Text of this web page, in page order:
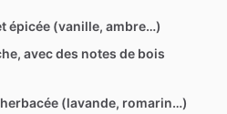
épicée (vanille, ambre…)
avec des notes de bois
(lavande, romarin…)